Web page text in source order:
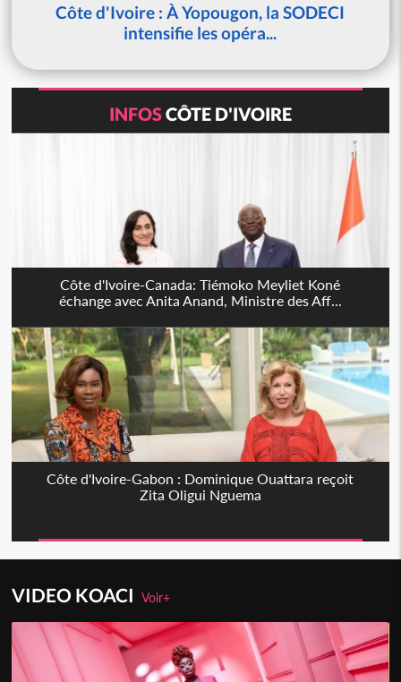
Côte d'Ivoire : À Yopougon, la SODECI
intensifie les opéra...
INFOSCÔTE D'IVOIRE
Côte d'Ivoire-Canada: Tiémoko Meyliet Koné
échange avec Anita Anand, Ministre des Aff...
Côte d'Ivoire-Gabon : Dominique Ouattara reçoit
Zita Oligui Nguema
VIDEO KOACIVoir+